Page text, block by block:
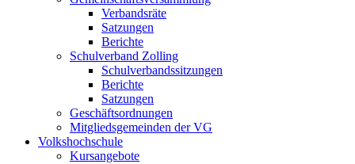
Verbandsräte
Satzungen
Berichte
Schulverband Zolling
Schulverbandssitzungen
Berichte
Satzungen
Geschäftsordnungen
Mitgliedsgemeinden der VG
Volkshochschule
Kursangebote